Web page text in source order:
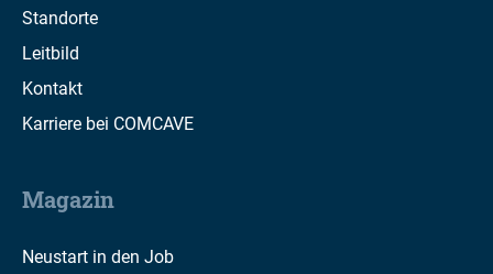
Standorte
Leitbild
Kontakt
Karriere bei COMCAVE
Magazin
Neustart in den Job